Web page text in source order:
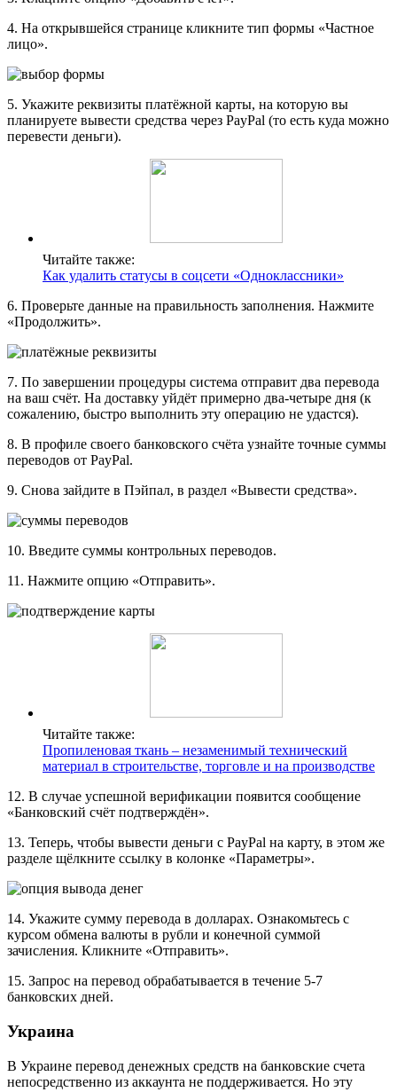
4. На открывшейся странице кликните тип формы «Частное
лицо».
5. Укажите реквизиты платёжной карты, на которую вы
планируете вывести средства через PayPal (то есть куда можно
перевести деньги).
Читайте также:
Как удалить статусы в соцсети «Одноклассники»
6. Проверьте данные на правильность заполнения. Нажмите
«Продолжить».
7. По завершении процедуры система отправит два перевода
на ваш счёт. На доставку уйдёт примерно два-четыре дня (к
сожалению, быстро выполнить эту операцию не удастся).
8. В профиле своего банковского счёта узнайте точные суммы
переводов от PayPal.
9. Снова зайдите в Пэйпал, в раздел «Вывести средства».
10. Введите суммы контрольных переводов.
11. Нажмите опцию «Отправить».
Читайте также:
Пропиленовая ткань – незаменимый технический
материал в строительстве, торговле и на производстве
12. В случае успешной верификации появится сообщение
«Банковский счёт подтверждён».
13. Теперь, чтобы вывести деньги с PayPal на карту, в этом же
разделе щёлкните ссылку в колонке «Параметры».
14. Укажите сумму перевода в долларах. Ознакомьтесь с
курсом обмена валюты в рубли и конечной суммой
зачисления. Кликните «Отправить».
15. Запрос на перевод обрабатывается в течение 5-7
банковских дней.
Украина
В Украине перевод денежных средств на банковские счета
непосредственно из аккаунта не поддерживается. Но эту